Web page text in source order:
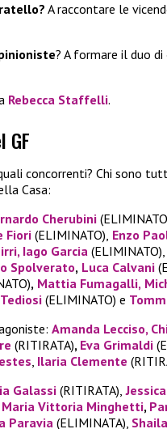
A raccontare le
? A formare il duo
Rebecca Staffelli.
GF
concorrenti? Chi sono
Casa:
Cherubini
Fiori (ELIMINATO), Enzo
Iago Garcia (ELIMINATO),
Spolverato, Luca Calvani
, Mattia Fumagalli,
(ELIMINATO) e
Amanda Lecciso,
(RITIRATA), Eva Grimaldi
, Ilaria Clemente
Galassi (RITIRATA),
Maria Vittoria Minghetti,
Paravia(ELIMINATA),